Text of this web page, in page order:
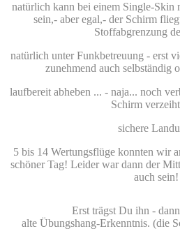
natürlich kann bei einem Single-
sein,- aber egal,- der Schirm
Stoffabgrenzung
natürlich unter Funkbetreuung - erst
zunehmend auch selbständig
laufbereit abheben ... - naja... noch
Schirm
sichere
5 bis 14 Wertungsflüge konnten wir
schöner Tag! Leider war dann der
auch sein!
Erst trägst Du ihn -
alte Übungshang-Erkenntnis. (die